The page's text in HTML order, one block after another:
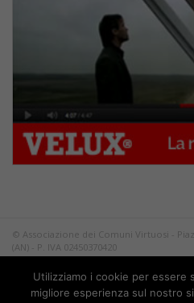
© Associazione dei Comuni Virtuosi -
(AN) - P. IVA 02450370420
Tutti i diritti riservati.
PrivacyUtilizziamo i cookie per essere
migliore esperienza sul nostro